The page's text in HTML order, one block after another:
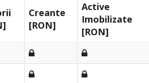
Creante
[RON]
Active
Imobilizate
[RON]